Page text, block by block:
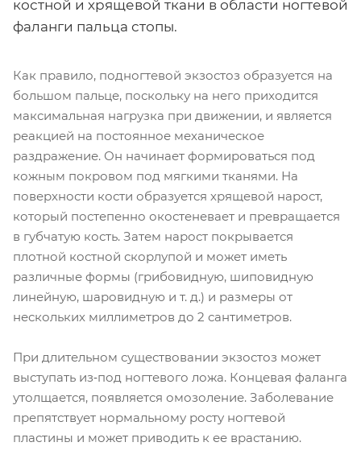
костной и хрящевой ткани в области ногтевой
фаланги пальца стопы.
Как правило, подногтевой экзостоз образуется на
большом пальце, поскольку на него приходится
максимальная нагрузка при движении, и является
реакцией на постоянное механическое
раздражение. Он начинает формироваться под
кожным покровом под мягкими тканями. На
поверхности кости образуется хрящевой нарост,
который постепенно окостеневает и превращается
в губчатую кость. Затем нарост покрывается
плотной костной скорлупой и может иметь
различные формы (грибовидную, шиповидную
линейную, шаровидную и т. д.) и размеры от
нескольких миллиметров до 2 сантиметров.
При длительном существовании экзостоз может
выступать из‑под ногтевого ложа. Концевая фаланга
утолщается, появляется омозоление. Заболевание
препятствует нормальному росту ногтевой
пластины и может приводить к ее врастанию.